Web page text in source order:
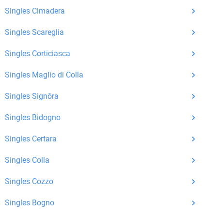
Matching-Spiel
: Matchen Sie täglich bis zu 100
spielend neue Leute kennenlernen.
Kostenlose Kontaktfunktionen
vielen anderen Singlebörsen bietet Bildkontakte
Große Community
Registrierungen haben Sie beste Chancen,
Einfach und intuitiv
Singles Cimadera
Singles Scareglia
Singles Corticiasca
Singles Maglio di Colla
Singles Signôra
Singles Bidogno
Singles Certara
Singles Colla
Singles Cozzo
Singles Bogno